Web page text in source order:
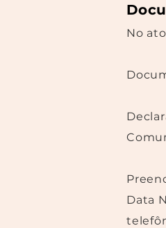
No
Data